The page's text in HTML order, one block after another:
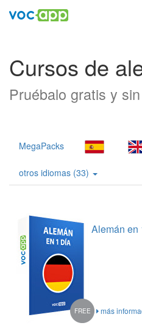
Cursos de
Pruébalo gratis y
MegaPacks
otros idiomas (33)
Alemán en
más
FREE